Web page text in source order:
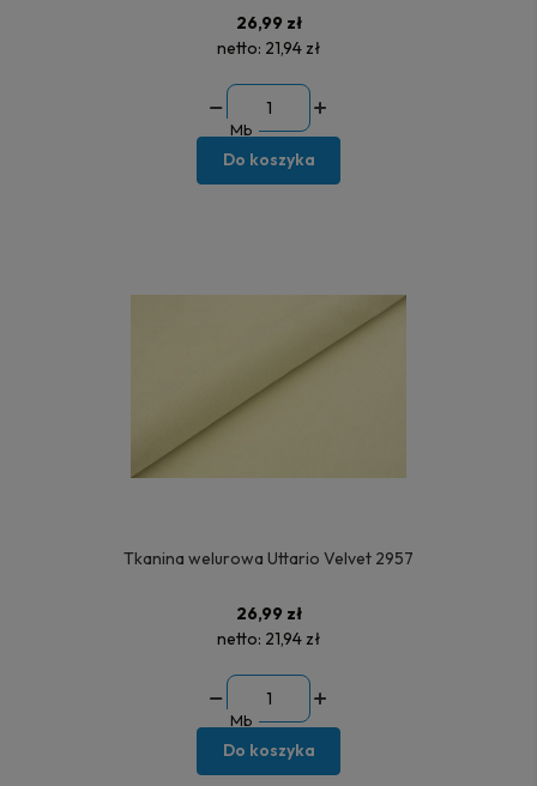
26,99 zł
netto: 21,94 zł
Mb
Do koszyka
Tkanina welurowa Uttario Velvet 2957
26,99 zł
netto: 21,94 zł
Mb
Do koszyka